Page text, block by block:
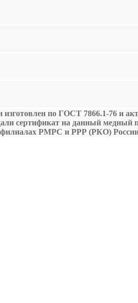
по ГОСТ 7866.1-76 и
сертификат на данный медный
филиалах РМРС и РРР (РКО)